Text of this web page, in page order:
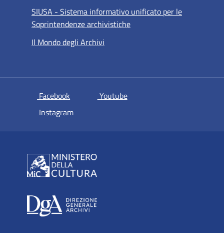
SIUSA - Sistema informativo unificato per le
Soprintendenze archivistiche
Il Mondo degli Archivi
Facebook si apre in una nuova scheda
Youtubesi apre in una nuova scheda
Instagramsi apre in una nuova scheda